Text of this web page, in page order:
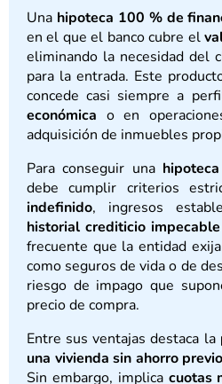
Una hipoteca 100 % de
en el que el banco cubre el
eliminando la necesidad del
para la entrada. Este
concede casi siempre a
económica o en
adquisición de inmuebles
Para conseguir una
debe cumplir criterios
indefinido, ingresos
historial crediticio impecable
frecuente que la entidad
como seguros de vida o de
riesgo de impago que
precio de compra.
Entre sus ventajas destaca la
una vivienda sin ahorro previo
Sin embargo, implica cuotas